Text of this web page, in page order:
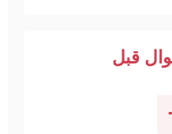
قبل